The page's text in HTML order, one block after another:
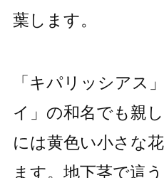
葉します。
「キパリッシアス
イ」の和名でも親
には黄色い小さな
ます。地下茎で這